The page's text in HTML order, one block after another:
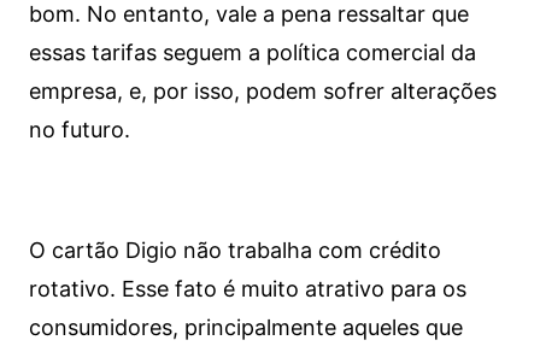
bom. No entanto, vale a pena ressaltar que
essas tarifas seguem a política comercial da
empresa, e, por isso, podem sofrer alterações
no futuro.
O cartão Digio não trabalha com crédito
rotativo. Esse fato é muito atrativo para os
consumidores, principalmente aqueles que